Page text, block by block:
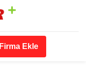
Firma Ekle